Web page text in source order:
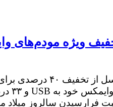
ویژه مودم‌های
ایرانسل از تخفیف
فرارسیدن سالروز